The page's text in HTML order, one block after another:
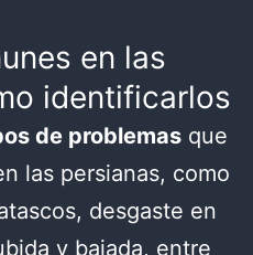
en las
identificarlos
de problemas que
las persianas, como
desgaste en
y bajada, entre